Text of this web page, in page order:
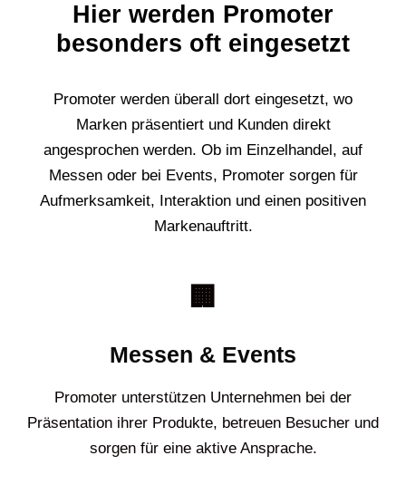
Hier werden Promoter
besonders oft eingesetzt
Promoter werden überall dort eingesetzt, wo
Marken präsentiert und Kunden direkt
angesprochen werden. Ob im Einzelhandel, auf
Messen oder bei Events, Promoter sorgen für
Aufmerksamkeit, Interaktion und einen positiven
Markenauftritt.
🏢
Messen & Events
Promoter unterstützen Unternehmen bei der
Präsentation ihrer Produkte, betreuen Besucher und
sorgen für eine aktive Ansprache.